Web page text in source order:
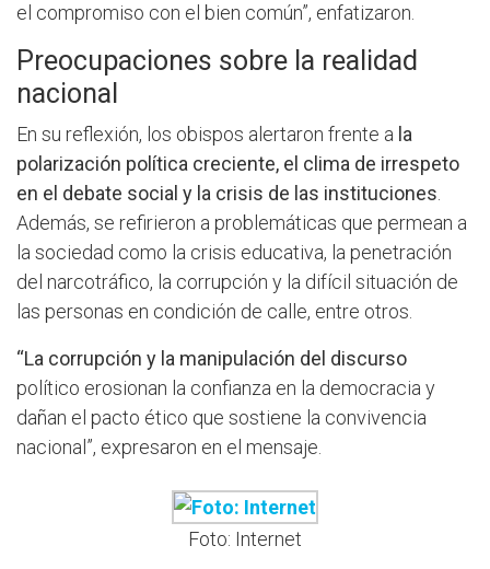
el compromiso con el bien común”, enfatizaron.
Preocupaciones sobre la realidad
nacional
En su reflexión, los obispos alertaron frente a la
polarización política creciente, el clima de irrespeto
en el debate social y la crisis de las instituciones
Además, se refirieron a problemáticas que permean a
la sociedad como la crisis educativa, la penetración
del narcotráfico, la corrupción y la difícil situación de
las personas en condición de calle, entre otros.
“La corrupción y la manipulación del discurso
político erosionan la confianza en la democracia y
dañan el pacto ético que sostiene la convivencia
nacional”, expresaron en el mensaje.
Foto: Internet